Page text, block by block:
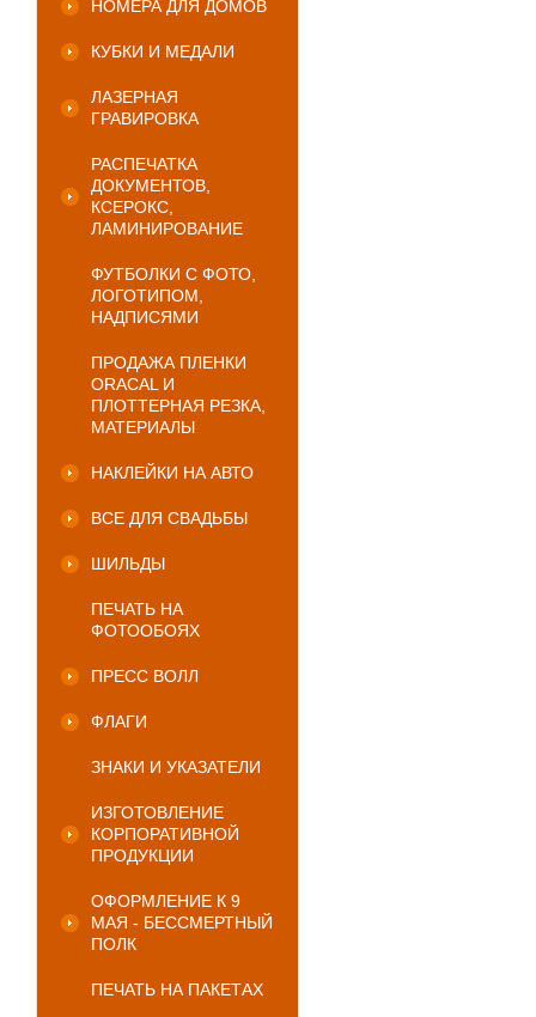
НОМЕРА ДЛЯ ДОМОВ
КУБКИ И МЕДАЛИ
ЛАЗЕРНАЯ
ГРАВИРОВКА
РАСПЕЧАТКА
ДОКУМЕНТОВ,
КСЕРОКС,
ЛАМИНИРОВАНИЕ
ФУТБОЛКИ С ФОТО,
ЛОГОТИПОМ,
НАДПИСЯМИ
ПРОДАЖА ПЛЕНКИ
ORACAL И
ПЛОТТЕРНАЯ РЕЗКА,
МАТЕРИАЛЫ
НАКЛЕЙКИ НА АВТО
ВСЕ ДЛЯ СВАДЬБЫ
ШИЛЬДЫ
ПЕЧАТЬ НА
ФОТООБОЯХ
ПРЕСС ВОЛЛ
ФЛАГИ
ЗНАКИ И УКАЗАТЕЛИ
ИЗГОТОВЛЕНИЕ
КОРПОРАТИВНОЙ
ПРОДУКЦИИ
ОФОРМЛЕНИЕ К 9
МАЯ - БЕССМЕРТНЫЙ
ПОЛК
ПЕЧАТЬ НА ПАКЕТАХ